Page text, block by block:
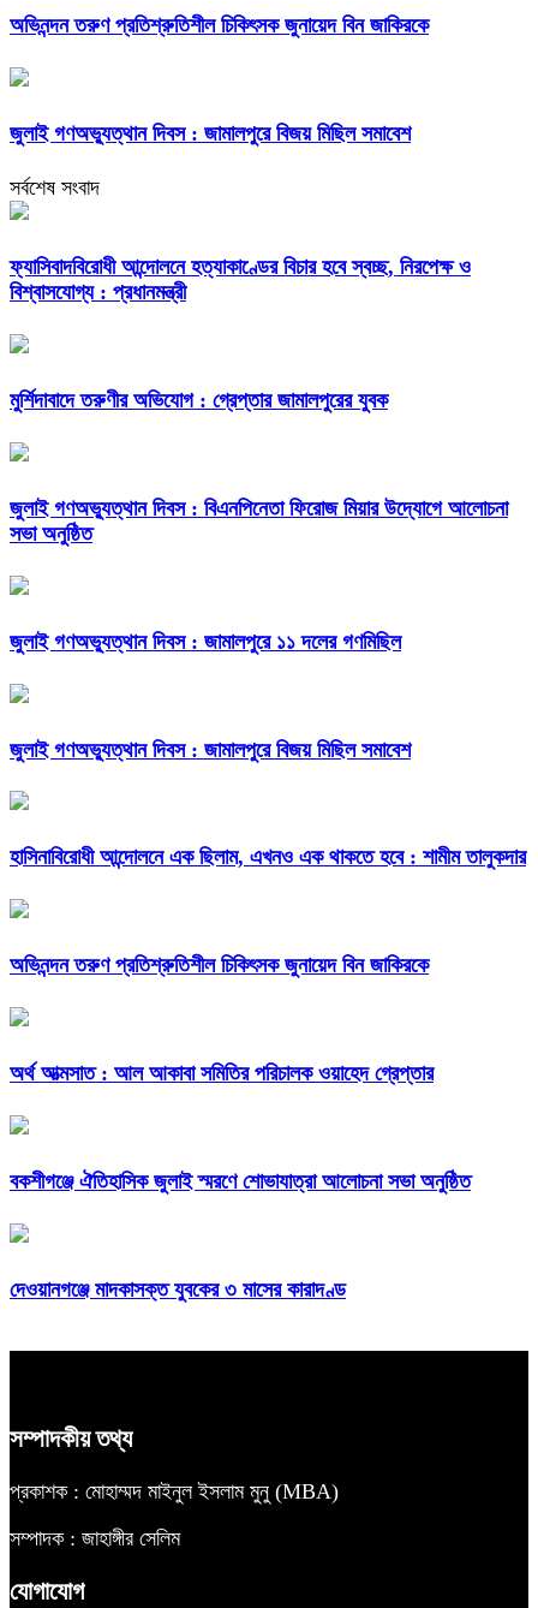
অভিনন্দন তরুণ প্রতিশ্রুতিশীল চিকিৎসক জুনায়েদ বিন জাকিরকে
জুলাই গণঅভ্যুত্থান দিবস : জামালপুরে বিজয় মিছিল সমাবেশ
সর্বশেষ সংবাদ
ফ্যাসিবাদবিরোধী আন্দোলনে হত্যাকাণ্ডের বিচার হবে স্বচ্ছ, নিরপেক্ষ ও
বিশ্বাসযোগ্য : প্রধানমন্ত্রী
মুর্শিদাবাদে তরুণীর অভিযোগ : গ্রেপ্তার জামালপুরের যুবক
জুলাই গণঅভ্যুত্থান দিবস : বিএনপিনেতা ফিরোজ মিয়ার উদ্যোগে আলোচনা
সভা অনুষ্ঠিত
জুলাই গণঅভ্যুত্থান দিবস : জামালপুরে ১১ দলের গণমিছিল
জুলাই গণঅভ্যুত্থান দিবস : জামালপুরে বিজয় মিছিল সমাবেশ
হাসিনাবিরোধী আন্দোলনে এক ছিলাম, এখনও এক থাকতে হবে : শামীম তালুকদার
অভিনন্দন তরুণ প্রতিশ্রুতিশীল চিকিৎসক জুনায়েদ বিন জাকিরকে
অর্থ আত্মসাত : আল আকাবা সমিতির পরিচালক ওয়াহেদ গ্রেপ্তার
বকশীগঞ্জে ঐতিহাসিক জুলাই স্মরণে শোভাযাত্রা আলোচনা সভা অনুষ্ঠিত
দেওয়ানগঞ্জে মাদকাসক্ত যুবকের ৩ মাসের কারাদণ্ড
সম্পাদকীয় তথ্য
প্রকাশক : মোহাম্মদ মাইনুল ইসলাম মুনু (MBA)
সম্পাদক : জাহাঙ্গীর সেলিম
যোগাযোগ